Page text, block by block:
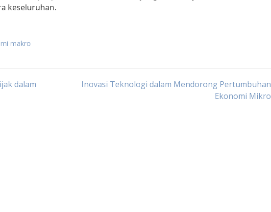
keseluruhan.
makro
dalam
Inovasi Teknologi dalam Mendorong Pertumbuhan
Ekonomi Mikro